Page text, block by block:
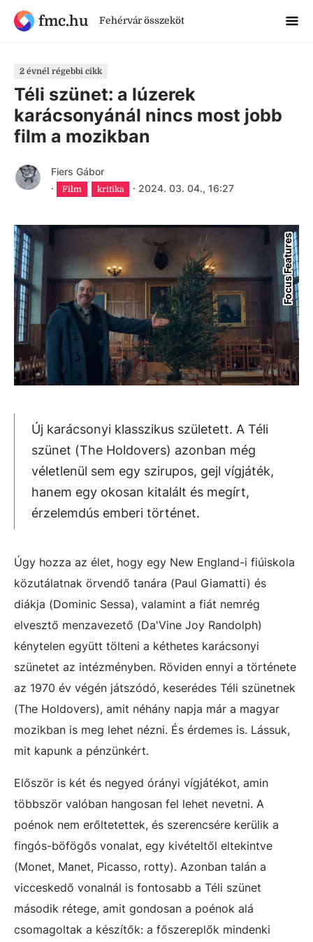
fmc.hu Fehérvár összeköt
2 évnél régebbi cikk
Téli szünet: a lúzerek
karácsonyánál nincs most jobb
film a mozikban
Fiers Gábor
·
Film kritika · 2024. 03. 04., 16:27
Focus Features
Új karácsonyi klasszikus született. A Téli
szünet (The Holdovers) azonban még
véletlenül sem egy szirupos, gejl vígjáték,
hanem egy okosan kitalált és megírt,
érzelemdús emberi történet.
Úgy hozza az élet, hogy egy New England-i fiúiskola
közutálatnak örvendő tanára (Paul Giamatti) és
diákja (Dominic Sessa), valamint a fiát nemrég
elvesztő menzavezető (Da'Vine Joy Randolph)
kénytelen együtt tölteni a kéthetes karácsonyi
szünetet az intézményben. Röviden ennyi a története
az 1970 év végén játszódó, keserédes Téli szünetnek
(The Holdovers), amit néhány napja már a magyar
mozikban is meg lehet nézni. És érdemes is. Lássuk,
mit kapunk a pénzünkért.
Először is két és negyed órányi vígjátékot, amin
többször valóban hangosan fel lehet nevetni. A
poénok nem erőltetettek, és szerencsére kerülik a
fingós-böfögős vonalat, egy kivételtől eltekintve
(Monet, Manet, Picasso, rotty). Azonban talán a
vicceskedő vonalnál is fontosabb a Téli szünet
második rétege, amit gondosan a poénok alá
csomagoltak a készítők: a főszereplők mindenki